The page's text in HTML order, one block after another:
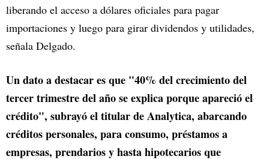
liberando el acceso a dólares oficiales para pagar
importaciones y luego para girar dividendos y utilidades,
señala Delgado.
Un dato a destacar es que "40% del crecimiento del
tercer trimestre del año se explica porque apareció el
crédito", subrayó el titular de Analytica, abarcando
créditos personales, para consumo, préstamos a
empresas, prendarios y hasta hipotecarios que